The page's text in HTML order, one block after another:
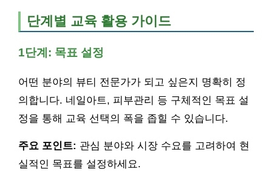
단계별 교육 활용 가이드
1단계: 목표 설정
어떤 분야의 뷰티 전문가가 되고 싶은지 명확히 정
의합니다. 네일아트, 피부관리 등 구체적인 목표 설
정을 통해 교육 선택의 폭을 좁힐 수 있습니다.
주요 포인트: 관심 분야와 시장 수요를 고려하여 현
실적인 목표를 설정하세요.